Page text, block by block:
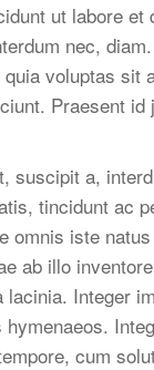
ut labore et
nec,
voluptas sit
Praesent id
suscipit a,
tincidunt ac
omnis iste
ab illo
Integer
cum